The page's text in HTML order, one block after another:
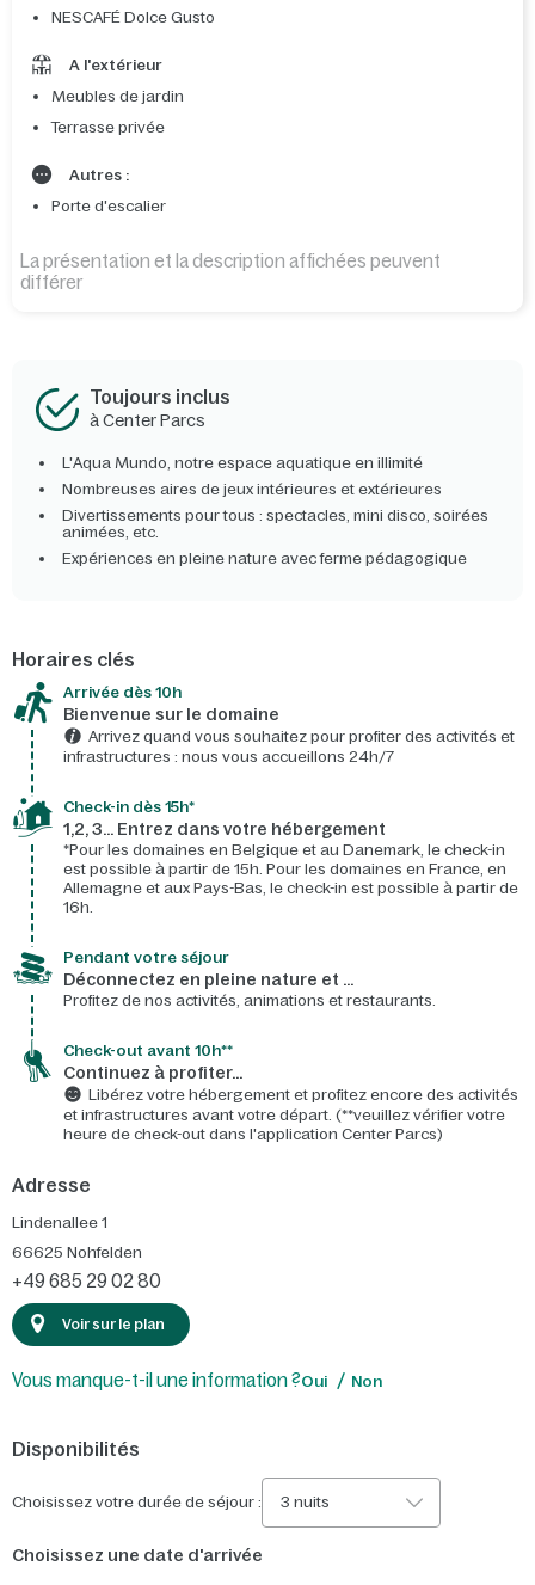
NESCAFÉ Dolce Gusto
A l'extérieur
Meubles de jardin
Terrasse privée
Autres :
Porte d'escalier
La présentation et la description affichées peuvent
différer
Toujours inclus
à Center Parcs
L'Aqua Mundo, notre espace aquatique en illimité
Nombreuses aires de jeux intérieures et extérieures
Divertissements pour tous : spectacles, mini disco, soirées
animées, etc.
Expériences en pleine nature avec ferme pédagogique
Horaires clés
Arrivée dès 10h​
Bienvenue sur le domaine​
Arrivez quand vous souhaitez pour profiter des activités et
infrastructures : nous vous accueillons 24h/7​
Check-in dès 15h*​
1,2, 3… Entrez dans votre hébergement
*Pour les domaines en Belgique et au Danemark, le check-in
est possible à partir de 15h. Pour les domaines en France, en
Allemagne et aux Pays-Bas, le check-in est possible à partir de
16h.
Pendant votre séjour
Déconnectez en pleine nature et …
Profitez de nos activités, animations et restaurants.
Check-out avant 10h**
Continuez à profiter…
Libérez votre hébergement et profitez encore des activités
et infrastructures avant votre départ. (**veuillez vérifier votre
heure de check-out dans l'application Center Parcs)
Adresse
Lindenallee 1
66625 Nohfelden
+49 685 29 02 80
Voir sur le plan
Vous manque-t-il une information ?Oui Non
Disponibilités
Choisissez votre durée de séjour : 3 nuits
Choisissez une date d'arrivée